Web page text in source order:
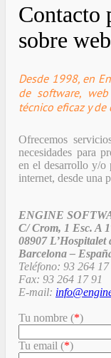
Contacto
sobre
Desde 1998, en
de software,
técnico eficaz y de
Ofrecemos
necesidades para
en el desarrollo y/o
internet, desde una
ENGINE
C/ Crom, 1 Esc. A
08907 L’Hospitalet
Barcelona –
Teléfono: 93 264
Fax: 93 264 17 91
E-mail:
Tu nombre (*)
Tu email (*)